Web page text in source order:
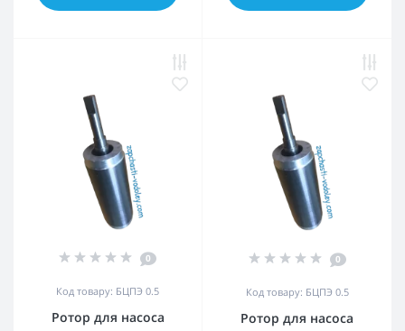
0
Код товару: БЦПЭ 0.5
Ротор для насоса
0
Код товару: БЦПЭ 0.5
Ротор для насоса